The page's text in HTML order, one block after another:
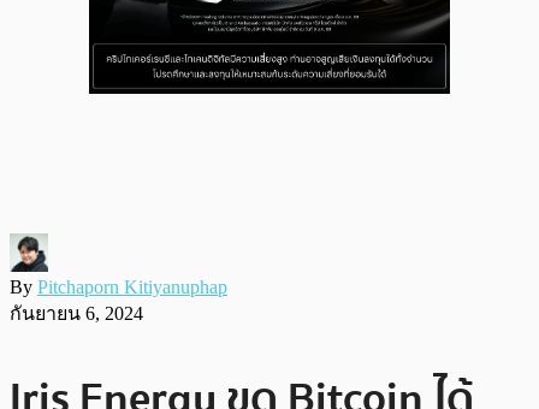
By Pitchaporn Kitiyanuphap
กันยายน 6, 2024